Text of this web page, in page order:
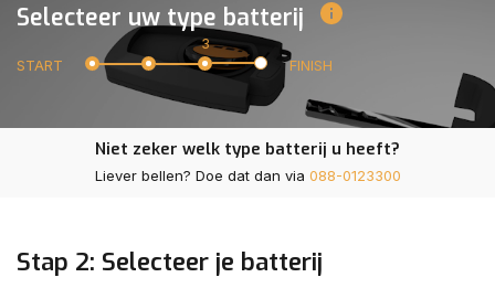
Selecteer uw type batterij
START
3
FINISH
Niet zeker welk type batterij u heeft?
Liever bellen? Doe dat dan via 088-0123300
Stap 2: Selecteer je batterij